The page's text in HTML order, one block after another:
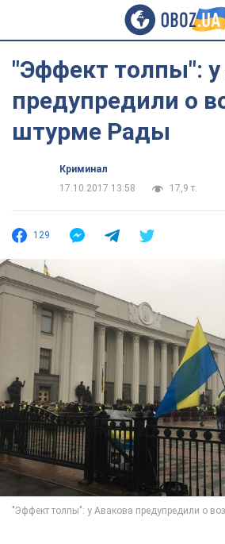
"Эффект толпы": у
предупредили о
штурме Рады
Криминал
17.10.2017 13:58
17,9 т.
129